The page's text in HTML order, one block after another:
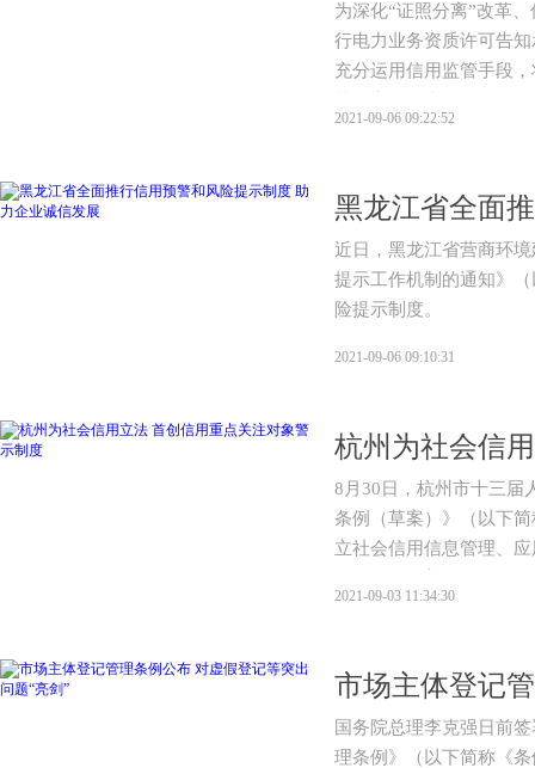
为深化“证照分离”改革
行电力业务资质许可告
充分运用信用监管手段
2021-09-06 09:22:52
近日，黑龙江省营商环
提示工作机制的通知》
险提示制度。
2021-09-06 09:10:31
8月30日，杭州市十三届
条例（草案）》（以下
立社会信用信息管理、
2021-09-03 11:34:30
国务院总理李克强日前
理条例》（以下简称《